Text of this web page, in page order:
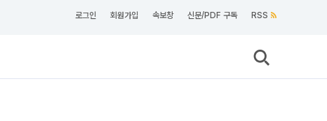
로그인 회원가입 속보창 신문/PDF 구독 RSS